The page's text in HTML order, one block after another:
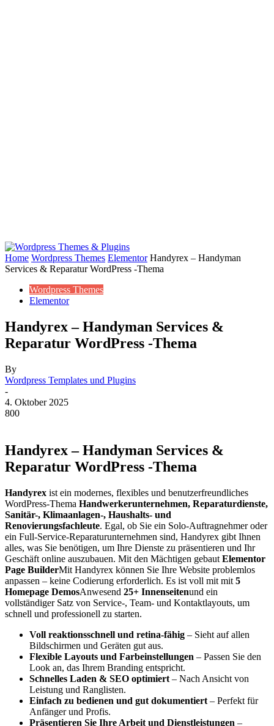
Home Wordpress Themes Elementor Handyrex – Handyman
Services & Reparatur WordPress -Thema
Wordpress Themes
Elementor
Handyrex – Handyman Services &
Reparatur WordPress -Thema
By
Wordpress Templates und Plugins
-
4. Oktober 2025
800
Handyrex – Handyman Services &
Reparatur WordPress -Thema
Handyrex ist ein modernes, flexibles und benutzerfreundliches
WordPress-Thema Handwerkerunternehmen, Reparaturdienste,
Sanitär-, Klimaanlagen-, Haushalts- und
Renovierungsfachleute. Egal, ob Sie ein Solo-Auftragnehmer oder
ein Full-Service-Reparaturunternehmen sind, Handyrex gibt Ihnen
alles, was Sie benötigen, um Ihre Dienste zu präsentieren und Ihr
Geschäft online auszubauen. Mit den Mächtigen gebaut Elementor
Page BuilderMit Handyrex können Sie Ihre Website problemlos
anpassen – keine Codierung erforderlich. Es ist voll mit mit 5
Homepage DemosAnwesend 25+ Innenseitenund ein
vollständiger Satz von Service-, Team- und Kontaktlayouts, um
schnell und professionell zu starten.
Voll reaktionsschnell und retina-fähig – Sieht auf allen
Bildschirmen und Geräten gut aus.
Flexible Layouts und Farbeinstellungen – Passen Sie den
Look an, das Ihrem Branding entspricht.
Schnelles Laden & SEO optimiert – Nach Ansicht von
Leistung und Ranglisten.
Einfach zu bedienen und gut dokumentiert – Perfekt für
Anfänger und Profis.
Präsentieren Sie Ihre Arbeit und Dienstleistungen –